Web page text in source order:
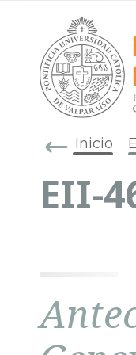
Inicio
EII-